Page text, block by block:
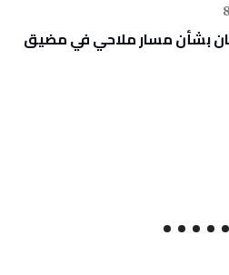
8
بشأن مسار ملاحي في مضيق